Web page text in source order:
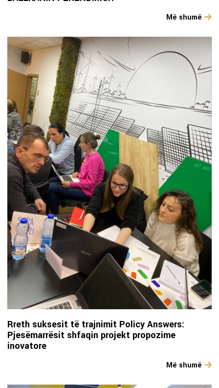
Më shumë
Rreth suksesit të trajnimit Policy Answers:
Pjesëmarrësit shfaqin projekt propozime
inovatore
Më shumë